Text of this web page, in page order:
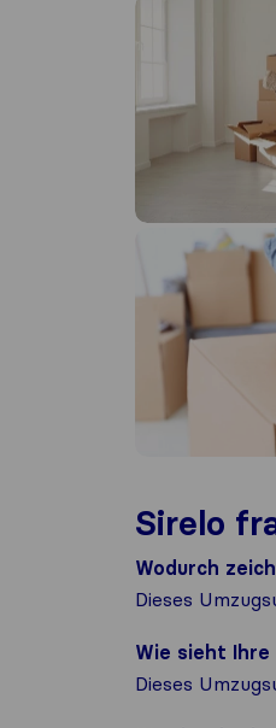
Sirelo
Wodurch
Dieses
Wie sieht Ihre
Dieses